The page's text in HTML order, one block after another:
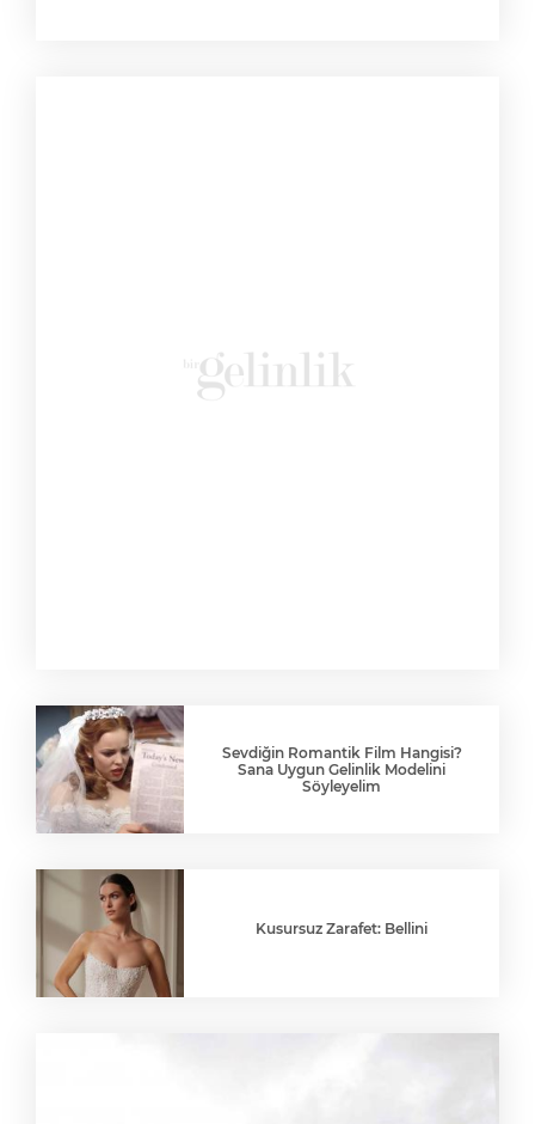
Sevdiğin Romantik Film Hangisi?
Sana Uygun Gelinlik Modelini
Söyleyelim
Kusursuz Zarafet: Bellini